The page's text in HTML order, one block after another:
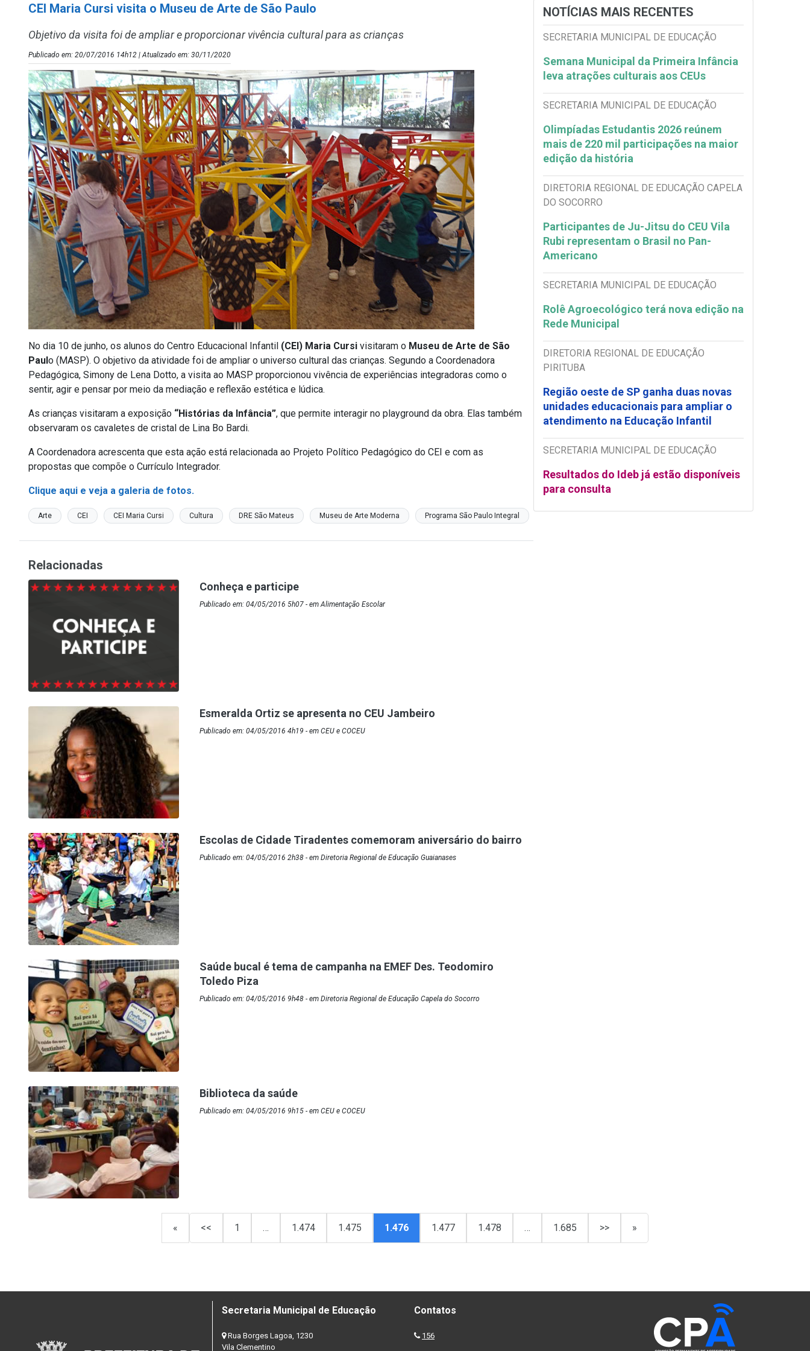
CEI Maria Cursi visita o Museu de Arte de São Paulo
Objetivo da visita foi de ampliar e proporcionar vivência cultural para as crianças
Publicado em: 20/07/2016 14h12 | Atualizado em: 30/11/2020
No dia 10 de junho, os alunos do Centro Educacional Infantil (CEI) Maria Cursi visitaram o Museu de Arte de São
Paulo (MASP). O objetivo da atividade foi de ampliar o universo cultural das crianças. Segundo a Coordenadora
Pedagógica, Simony de Lena Dotto, a visita ao MASP proporcionou vivência de experiências integradoras como o
sentir, agir e pensar por meio da mediação e reflexão estética e lúdica.
As crianças visitaram a exposição “Histórias da Infância”, que permite interagir no playground da obra. Elas também
observaram os cavaletes de cristal de Lina Bo Bardi.
A Coordenadora acrescenta que esta ação está relacionada ao Projeto Político Pedagógico do CEI e com as
propostas que compõe o Currículo Integrador.
Clique aqui e veja a galeria de fotos.
Arte CEI CEI Maria Cursi Cultura DRE São Mateus Museu de Arte Moderna Programa São Paulo Integral
NOTÍCIAS MAIS RECENTES
SECRETARIA MUNICIPAL DE EDUCAÇÃO
Semana Municipal da Primeira Infância
leva atrações culturais aos CEUs
SECRETARIA MUNICIPAL DE EDUCAÇÃO
Olimpíadas Estudantis 2026 reúnem
mais de 220 mil participações na maior
edição da história
DIRETORIA REGIONAL DE EDUCAÇÃO CAPELA
DO SOCORRO
Participantes de Ju-Jitsu do CEU Vila
Rubi representam o Brasil no Pan-
Americano
SECRETARIA MUNICIPAL DE EDUCAÇÃO
Rolê Agroecológico terá nova edição na
Rede Municipal
DIRETORIA REGIONAL DE EDUCAÇÃO
PIRITUBA
Região oeste de SP ganha duas novas
unidades educacionais para ampliar o
atendimento na Educação Infantil
SECRETARIA MUNICIPAL DE EDUCAÇÃO
Resultados do Ideb já estão disponíveis
para consulta
Relacionadas
Conheça e participe
Publicado em: 04/05/2016 5h07 - em Alimentação Escolar
Esmeralda Ortiz se apresenta no CEU Jambeiro
Publicado em: 04/05/2016 4h19 - em CEU e COCEU
Escolas de Cidade Tiradentes comemoram aniversário do bairro
Publicado em: 04/05/2016 2h38 - em Diretoria Regional de Educação Guaianases
Saúde bucal é tema de campanha na EMEF Des. Teodomiro
Toledo Piza
Publicado em: 04/05/2016 9h48 - em Diretoria Regional de Educação Capela do Socorro
Biblioteca da saúde
Publicado em: 04/05/2016 9h15 - em CEU e COCEU
« << 1 … 1.474 1.475 1.476 1.477 1.478 … 1.685 >> »
Secretaria Municipal de Educação
Rua Borges Lagoa, 1230
Vila Clementino
Contatos
156